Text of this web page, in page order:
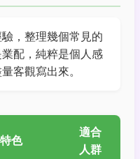
，整理幾個常見的
配，純粹是個人感
客觀寫出來。
特色
適合
人群